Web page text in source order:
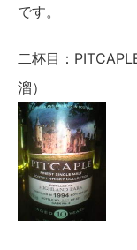
です。
二杯目：
溜）